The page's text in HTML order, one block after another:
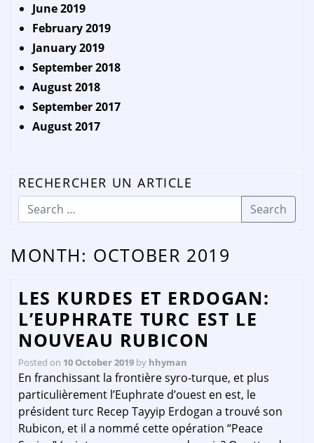
June 2019
February 2019
January 2019
September 2018
August 2018
September 2017
August 2017
RECHERCHER UN ARTICLE
Search
MONTH: OCTOBER 2019
LES KURDES ET ERDOGAN:
L’EUPHRATE TURC EST LE
NOUVEAU RUBICON
Posted on 10 October 2019 by hhyman
En franchissant la frontière syro-turque, et plus
particulièrement l’Euphrate d’ouest en est, le
président turc Recep Tayyip Erdogan a trouvé son
Rubicon, et il a nommé cette opération “Peace